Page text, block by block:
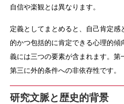
自信や楽観とは異なります。
定義としてまとめると、自己肯定
的かつ包括的に肯定できる心理的傾
義には三つの要素が含まれます。第
第三に外的条件への非依存性です。
研究文脈と歴史的背景